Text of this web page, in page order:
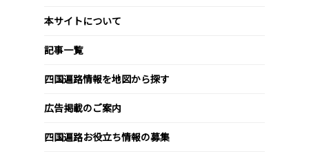
本サイトについて
記事一覧
四国遍路情報を地図から探す
広告掲載のご案内
四国遍路お役立ち情報の募集